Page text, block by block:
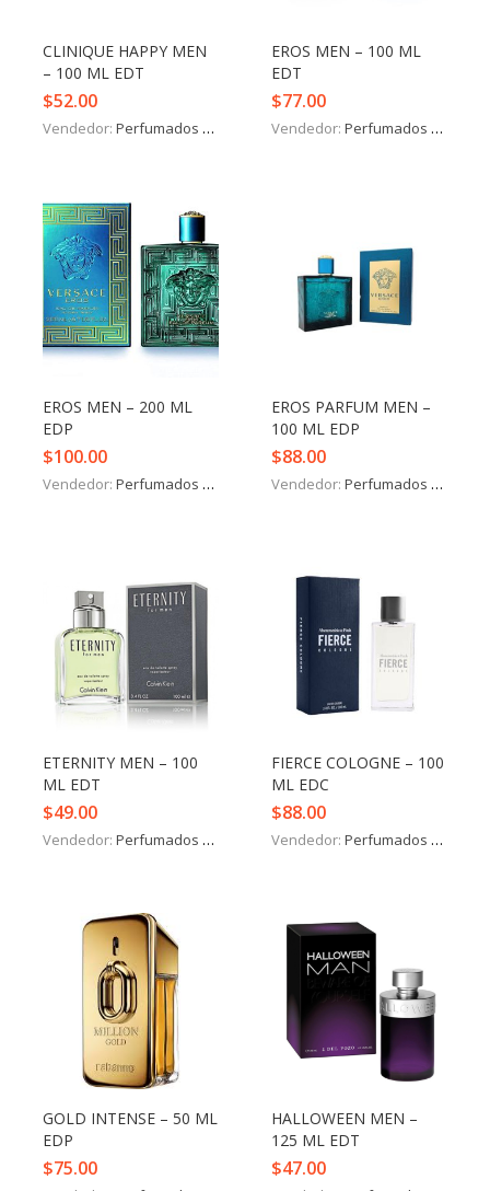
CLINIQUE HAPPY MEN
– 100 ML EDT
$52.00
Vendedor: Perfumados y más
EROS MEN – 100 ML
EDT
$77.00
Vendedor: Perfumados y más
EROS MEN – 200 ML
EDP
$100.00
Vendedor: Perfumados y más
EROS PARFUM MEN –
100 ML EDP
$88.00
Vendedor: Perfumados y más
ETERNITY MEN – 100
ML EDT
$49.00
Vendedor: Perfumados y más
FIERCE COLOGNE – 100
ML EDC
$88.00
Vendedor: Perfumados y más
GOLD INTENSE – 50 ML
EDP
$75.00
HALLOWEEN MEN –
125 ML EDT
$47.00